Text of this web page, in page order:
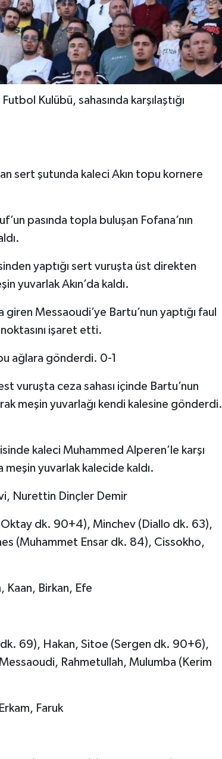
Kulübü, sahasında karşılaştığı
sert şutunda kaleci Akın topu kornere
pasında topla buluşan Fofana’nın
yaptığı sert vuruşta üst direkten
yuvarlak Akın’da kaldı.
Messaoudi’ye Bartu’nun yaptığı faul
işaret etti.
ağlara gönderdi. 0-1
vuruşta ceza sahası içinde Bartu’nun
meşin yuvarlağı kendi kalesine gönderdi.
kaleci Muhammed Alperen’le karşı
meşin yuvarlak kalecide kaldı.
Nurettin Dinçler Demir
dk. 90+4), Minchev (Diallo dk. 63),
(Muhammet Ensar dk. 84), Cissokho,
Kaan, Birkan, Efe
69), Hakan, Sitoe (Sergen dk. 90+6),
Rahmetullah, Mulumba (Kerim
Faruk